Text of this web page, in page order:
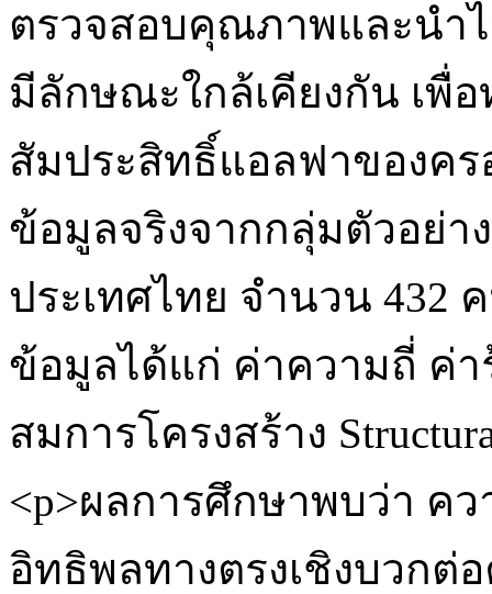
ตรวจสอบคุณภาพและนำ
มีลักษณะใกล้เคียงกัน เพื่
สัมประสิทธิ์แอลฟาของค
ข้อมูลจริงจากกลุ่มตัวอย่าง
ประเทศไทย จำนวน 432
ข้อมูลได้แก่ ค่าความถี่ ค่า
สมการโครงสร้าง
<p>ผลการศึกษาพบว่า ค
อิทธิพลทางตรงเชิงบวกต่